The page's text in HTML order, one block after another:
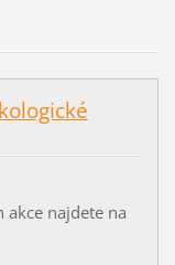
najdete na